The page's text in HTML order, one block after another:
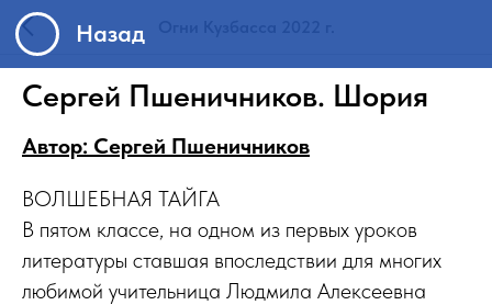
Сергей Пшеничников. Шория
Автор: Сергей Пшеничников
ВОЛШЕБНАЯ ТАЙГА
В пятом классе, на одном из первых уроков
литературы ставшая впоследствии для многих
любимой учительница Людмила Алексеевна
Назад